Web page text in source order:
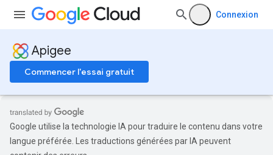
Connexion
Apigee
Commencer l'essai gratuit
Google utilise la technologie IA pour traduire le contenu dans votre
langue préférée. Les traductions générées par IA peuvent